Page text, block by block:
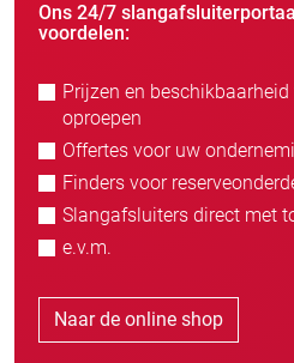
Ons 24/7
voordelen:
Prijzen en
oproepen
Offertes voor uw
Finders voor
Slangafsluiters direct met
e.v.m.
Naar de online shop